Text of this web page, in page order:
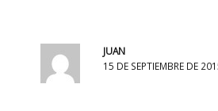
JUAN
15 DE SEPTIEMBRE DE